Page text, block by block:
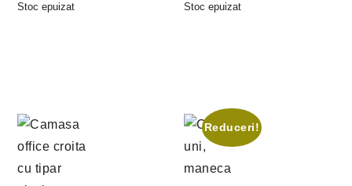
Stoc epuizat
Stoc epuizat
Reduceri!